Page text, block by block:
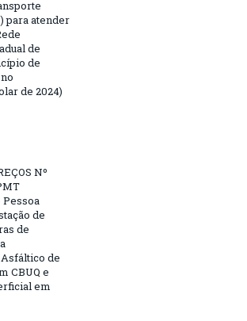
para atender
de
de
de 2024)
Nº
Pessoa
de
de
de
CBUQ e
em